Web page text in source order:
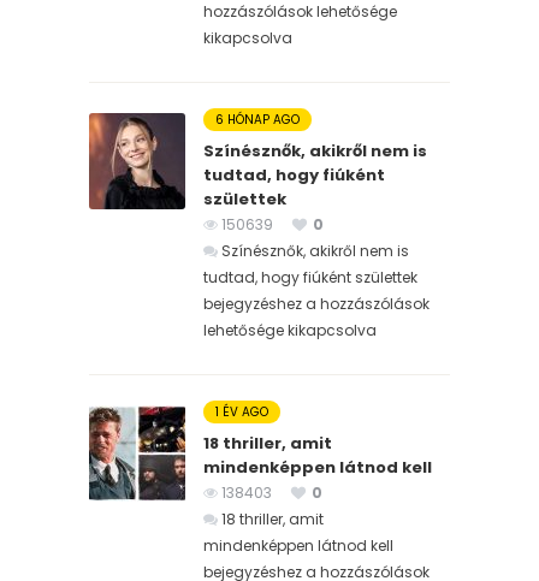
hozzászólások lehetősége
kikapcsolva
6 HÓNAP AGO
Színésznők, akikről nem is
tudtad, hogy fiúként
születtek
150639
0
Színésznők, akikről nem is
tudtad, hogy fiúként születtek
bejegyzéshez a hozzászólások
lehetősége kikapcsolva
1 ÉV AGO
18 thriller, amit
mindenképpen látnod kell
138403
0
18 thriller, amit
mindenképpen látnod kell
bejegyzéshez a hozzászólások